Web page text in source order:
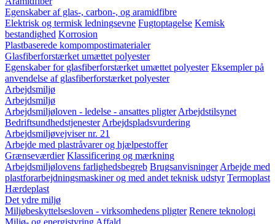
Egenskaber af glas-, carbon-, og aramidfibre
Elektrisk og termisk ledningsevne Fugtoptagelse Kemisk
bestandighed Korrosion
Plastbaserede kompompostimaterialer
Glasfiberforstærket umættet polyester
Egenskaber for glasfiberforstærket umættet polyester Eksempler på
anvendelse af glasfiberforstærket polyester
Arbejdsmiljø
Arbejdsmiljø
Arbejdsmiljøloven - ledelse - ansattes pligter Arbejdstilsynet
Bedriftsundhedstjenester Arbejdspladsvurdering
Arbejdsmiljøvejviser nr. 21
Arbejde med plastråvarer og hjælpestoffer
Grænseværdier Klassificering og mærkning
Arbejdsmiljølovens farlighedsbegreb Brugsanvisninger Arbejde med
plastforarbejdningsmaskiner og med andet teknisk udstyr Termoplast
Hærdeplast
Det ydre miljø
Miljøbeskyttelsesloven - virksomhedens pligter Renere teknologi
Miljø- og energistyring Affald